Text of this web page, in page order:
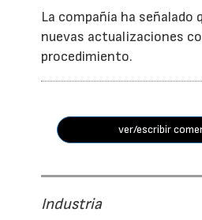
La compañía ha señalado
nuevas actualizaciones
procedimiento.
ver/escribir
Industria